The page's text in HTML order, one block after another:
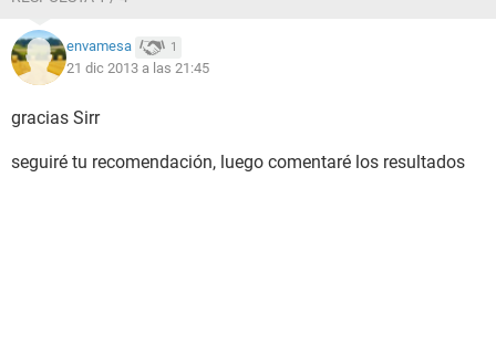
envamesa 1
21 dic 2013 a las 21:45
gracias Sirr
seguiré tu recomendación, luego comentaré los resultados